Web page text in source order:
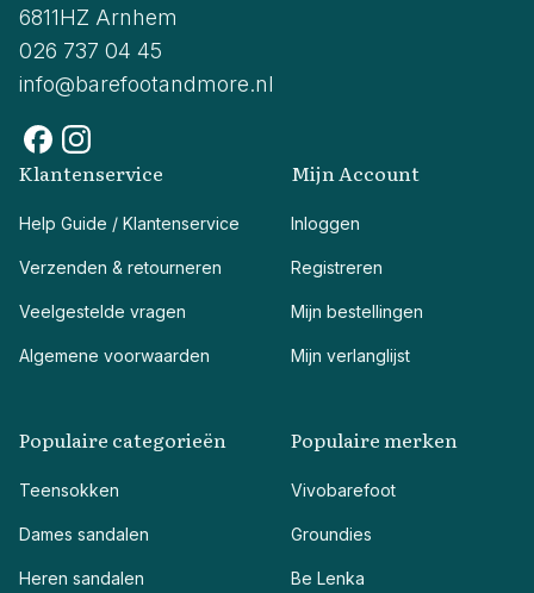
6811HZ Arnhem
026 737 04 45
info@barefootandmore.nl
Klantenservice
Help Guide / Klantenservice
Verzenden & retourneren
Veelgestelde vragen
Algemene voorwaarden
Mijn Account
Inloggen
Registreren
Mijn bestellingen
Mijn verlanglijst
Populaire categorieën
Teensokken
Dames sandalen
Heren sandalen
Populaire merken
Vivobarefoot
Groundies
Be Lenka